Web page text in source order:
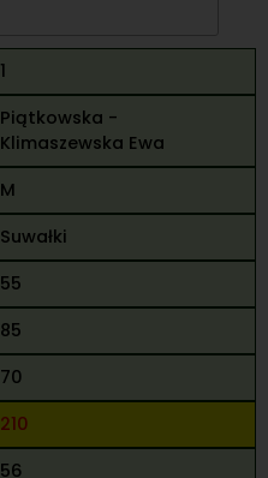
1
Piątkowska -
Klimaszewska Ewa
M
Suwałki
55
85
70
210
56